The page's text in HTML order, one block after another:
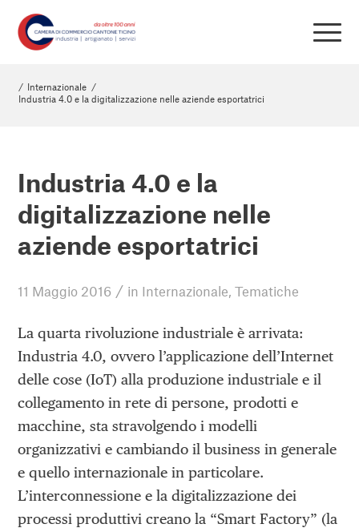
/ Internazionale /
Industria 4.0 e la digitalizzazione nelle aziende esportatrici
Industria 4.0 e la
digitalizzazione nelle
aziende esportatrici
11 Maggio 2016 / in Internazionale,Tematiche
La quarta rivoluzione industriale è arrivata:
Industria 4.0, ovvero l’applicazione dell’Internet
delle cose (IoT) alla produzione industriale e il
collegamento in rete di persone, prodotti e
macchine, sta stravolgendo i modelli
organizzativi e cambiando il business in generale
e quello internazionale in particolare.
L’interconnessione e la digitalizzazione dei
processi produttivi creano la “Smart Factory” (la